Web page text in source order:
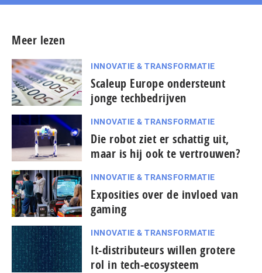
Meer lezen
INNOVATIE & TRANSFORMATIE
Scaleup Europe ondersteunt
jonge techbedrijven
INNOVATIE & TRANSFORMATIE
Die robot ziet er schattig uit,
maar is hij ook te vertrouwen?
INNOVATIE & TRANSFORMATIE
Exposities over de invloed van
gaming
INNOVATIE & TRANSFORMATIE
It-dis­tri­bu­teurs willen grotere
rol in tech-ecosysteem